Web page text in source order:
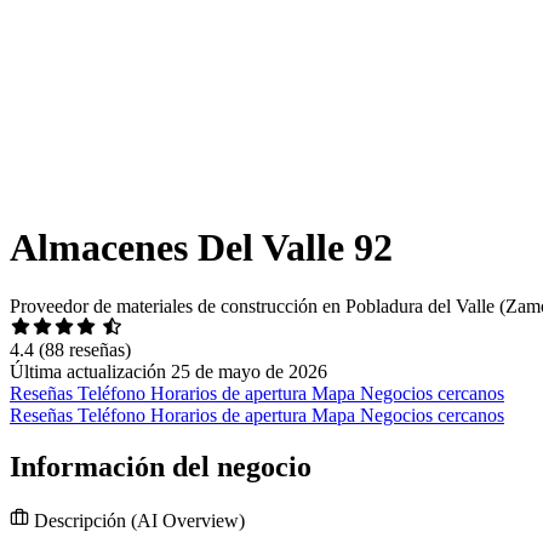
Almacenes Del Valle 92
Proveedor de materiales de construcción en Pobladura del Valle
4.4 (88 reseñas)
Última actualización 25 de mayo de 2026
Reseñas Teléfono Horarios de apertura Mapa Negocios cercanos
Reseñas Teléfono Horarios de apertura Mapa Negocios cercanos
Información del negocio
Descripción (AI Overview)